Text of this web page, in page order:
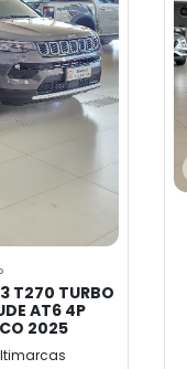
T270 TURBO
AT6 4P
2025